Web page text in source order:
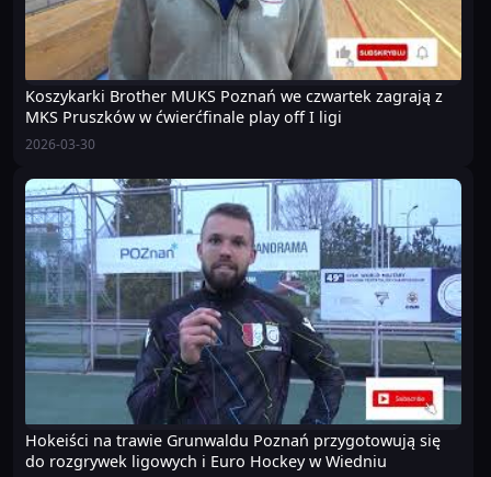
Koszykarki Brother MUKS Poznań we czwartek zagrają z
MKS Pruszków w ćwierćfinale play off I ligi
2026-03-30
Hokeiści na trawie Grunwaldu Poznań przygotowują się
do rozgrywek ligowych i Euro Hockey w Wiedniu